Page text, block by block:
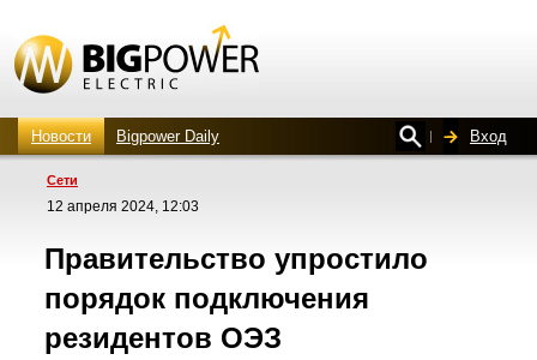
Новости Bigpower Daily Вход
Сети
12 апреля 2024, 12:03
Правительство упростило
порядок подключения
резидентов ОЭЗ